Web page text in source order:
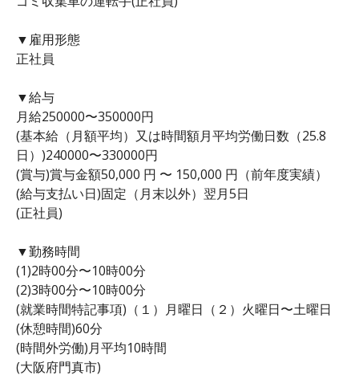
▼雇用形態
正社員
▼給与
月給250000〜350000円
(基本給（月額平均）又は時間額月平均労働日数（25.8
日）)240000〜330000円
(賞与)賞与金額50,000 円 〜 150,000 円（前年度実績）
(給与支払い日)固定（月末以外）翌月5日
(正社員)
▼勤務時間
(1)2時00分〜10時00分
(2)3時00分〜10時00分
(就業時間特記事項)（１）月曜日（２）火曜日〜土曜日
(休憩時間)60分
(時間外労働)月平均10時間
(大阪府門真市)